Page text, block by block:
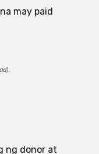
may paid
ng donor at